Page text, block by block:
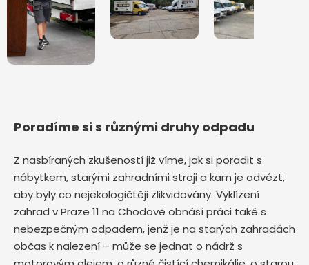
Poradíme si s různými druhy odpadu
Z nasbíraných zkušeností již víme, jak si poradit s
nábytkem, starými zahradními stroji a kam je odvézt,
aby byly co nejekologičtěji zlikvidovány. Vyklízení
zahrad v Praze 11 na Chodově obnáší práci také s
nebezpečným odpadem, jenž je na starých zahradách
občas k nalezení – může se jednat o nádrž s